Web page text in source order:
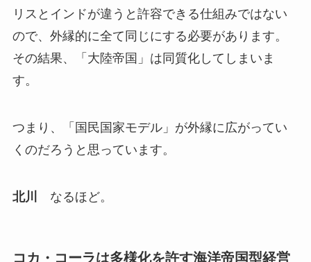
リスとインドが違うと許容できる仕組みではない
ので、外縁的に全て同じにする必要があります。
その結果、「大陸帝国」は同質化してしまいま
す。
つまり、「国民国家モデル」が外縁に広がってい
くのだろうと思っています。
北川 なるほど。
コカ・コーラは多様化を許す海洋帝国型経営